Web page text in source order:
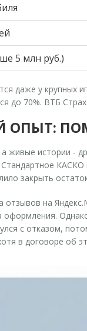
5 млн руб.)
даже у крупных
до 70%. ВТБ
ОПЫТ:
живые истории -
КАСКО
закрыть
отзывов на
оформления.
с отказом,
в договоре об